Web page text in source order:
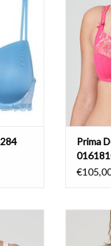
Prima
cups